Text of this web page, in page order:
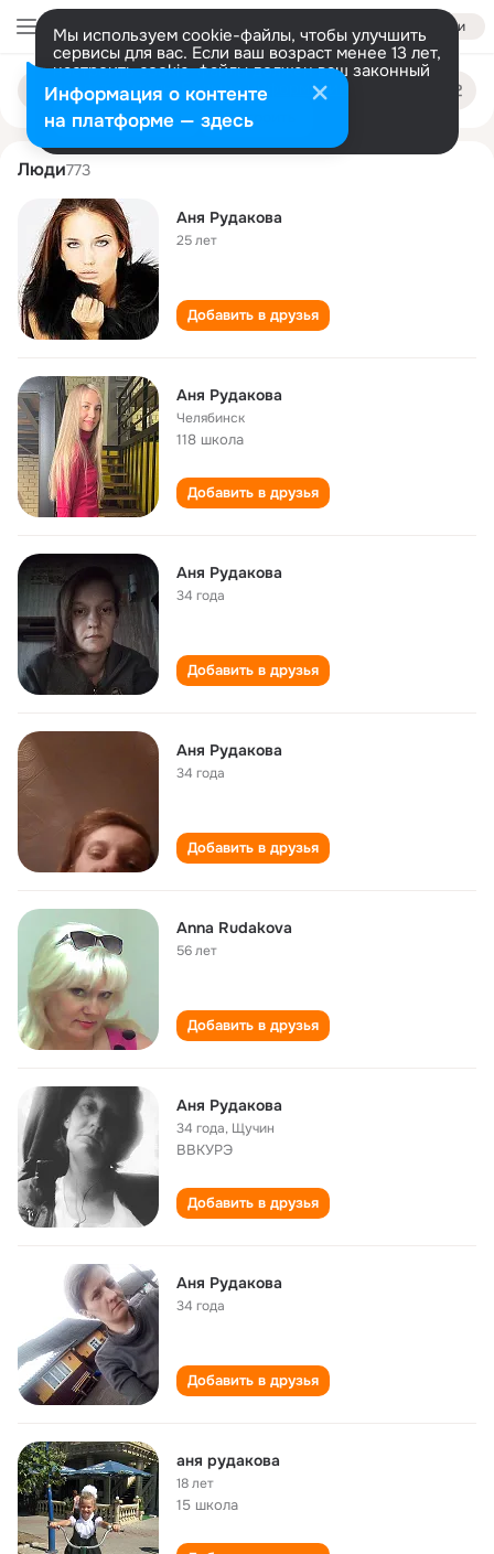
Войти
Мы используем cookie-файлы, чтобы улучшить
сервисы для вас. Если ваш возраст менее 13 лет,
настроить cookie-файлы должен ваш законный
представитель. Больше информации
Разрешить все Настроить
Поиск
людям
anya rudakova
Люди773
Аня Рудакова
25 лет
Добавить в друзья
Аня Рудакова
Челябинск
118 школа
Добавить в друзья
Аня Рудакова
34 года
Добавить в друзья
Аня Рудакова
34 года
Добавить в друзья
Anna Rudakova
56 лет
Добавить в друзья
Аня Рудакова
34 года, Щучин
ВВКУРЭ
Добавить в друзья
Аня Рудакова
34 года
Добавить в друзья
аня рудакова
18 лет
15 школа
Информация о контенте
на платформе — здесь